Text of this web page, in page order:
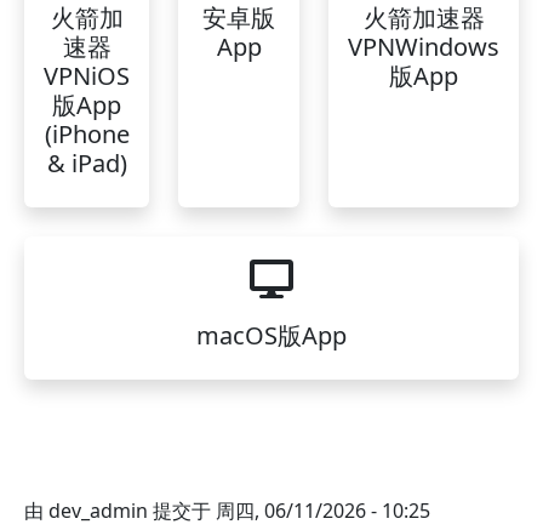
火箭加
速器
VPNiOS
版App
(iPhone
& iPad)
安卓版
App
火箭加速器
VPNWindows
版App
macOS版App
由 dev_admin 提交于 周四, 06/11/2026 - 10:25